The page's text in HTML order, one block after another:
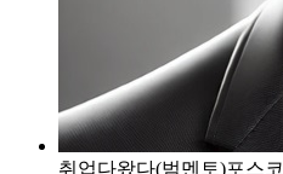
취업다왔다(범멘토)포스코